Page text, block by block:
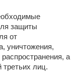
защиты
от
уничтожения,
а
лиц.